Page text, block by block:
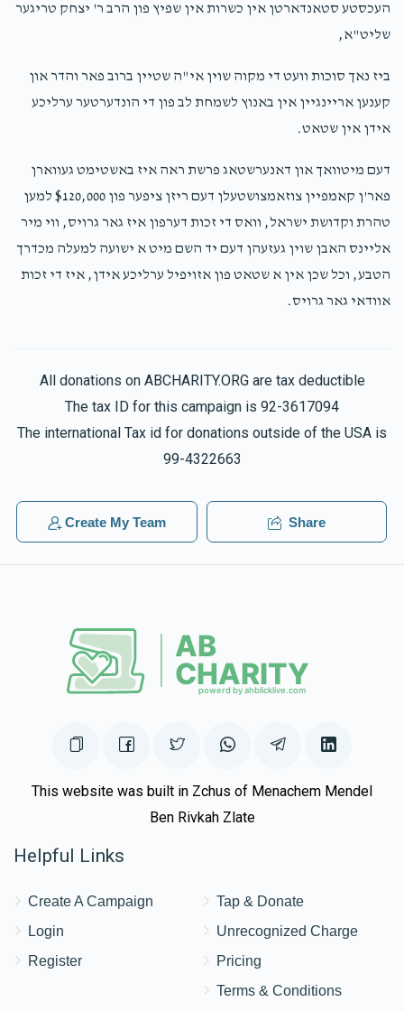
העכסטע סטאנדארטן אין כשרות אין שפיץ פון הרב ר' יצחק טריגער
שליט"א,
ביז נאך סוכות וועט די מקוה שוין אי"ה שטיין ברוב פאר והדר און
קענען אריינגיין אין באנוץ לשמחת לב פון די הונדערטער ערליכע
אידן אין שטאט.
דעם מיטוואך און דאנערשטאג פרשת ראה איז באשטימט געווארן
פאר'ן קאמפיין צוזאמצושטעלן דעם ריזן ציפער פון $120,000 למען
טהרת וקדושת ישראל, וואס די זכות דערפון איז גאר גרויס, ווי מיר
אליינס האבן שוין געזעהן דעם יד השם מיט א ישועה למעלה מכדרך
הטבע, וכל שכן אין א שטאט פון אזויפיל ערליכע אידן, איז די זכות
אוודאי גאר גרויס.
All donations on ABCHARITY.ORG are tax deductible
The tax ID for this campaign is 92-3617094
The international Tax id for donations outside of the USA is
99-4322663
Create My Team Share
This website was built in Zchus of Menachem Mendel
Ben Rivkah Zlate
Helpful Links
Create A Campaign
Login
Register
Tap & Donate
Unrecognized Charge
Pricing
Terms & Conditions